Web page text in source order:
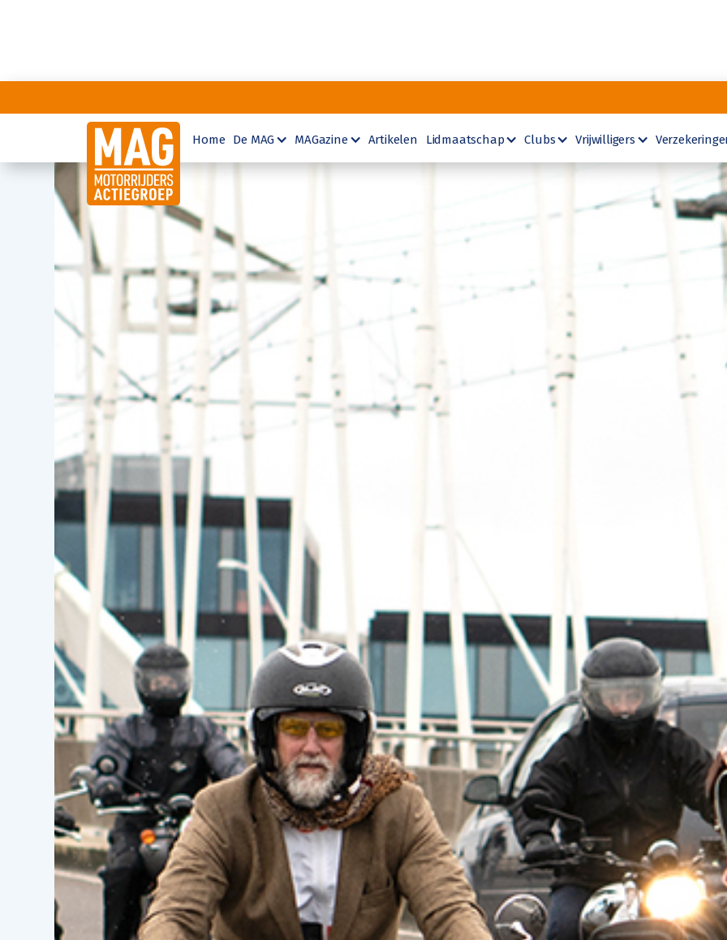
Home De MAG MAGazine Artikelen Lidmaatschap Clubs Vrijwilligers